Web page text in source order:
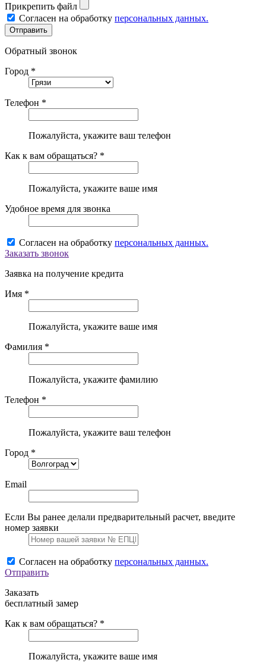
Прикрепить файл
Согласен на обработку персональных данных.
Обратный звонок
Город *
Телефон *
Пожалуйста, укажите ваш телефон
Как к вам обращаться? *
Пожалуйста, укажите ваше имя
Удобное время для звонка
Согласен на обработку персональных данных.
Заказать звонок
Заявка на получение кредита
Имя *
Пожалуйста, укажите ваше имя
Фамилия *
Пожалуйста, укажите фамилию
Телефон *
Пожалуйста, укажите ваш телефон
Город *
Email
Если Вы ранее делали предварительный расчет, введите
номер заявки
Согласен на обработку персональных данных.
Отправить
Заказать
бесплатный замер
Как к вам обращаться? *
Пожалуйста, укажите ваше имя